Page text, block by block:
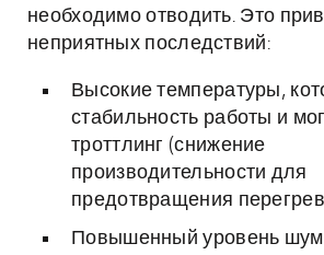
необходимо отводить. Это
неприятных последствий:
Высокие температуры,
стабильность работы и
троттлинг (снижение
производительности для
предотвращения
Повышенный уровень